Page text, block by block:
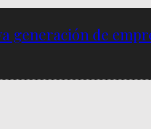
generación de